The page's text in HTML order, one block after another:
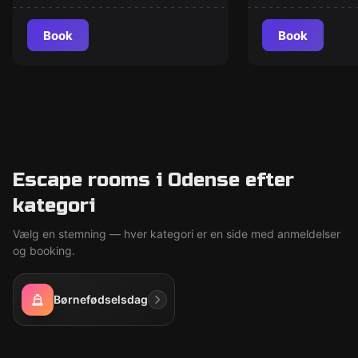
Book Book
Escape rooms i Odense efter
kategori
Vælg en stemning — hver kategori er en side med anmeldelser
og booking.
Børnefødselsdag